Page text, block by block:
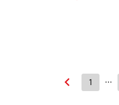
Edellinen sivu
1 …